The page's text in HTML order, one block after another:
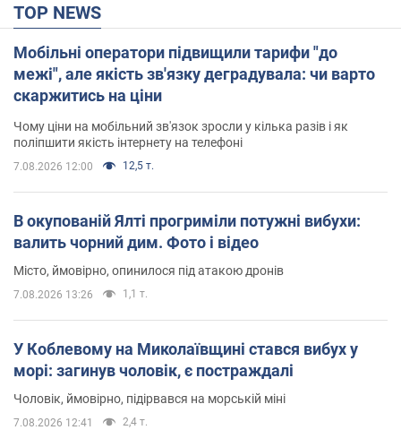
TOP NEWS
Мобільні оператори підвищили тарифи "до
межі", але якість зв'язку деградувала: чи варто
скаржитись на ціни
Чому ціни на мобільний зв'язок зросли у кілька разів і як
поліпшити якість інтернету на телефоні
7.08.2026 12:00 12,5 т.
В окупованій Ялті прогриміли потужні вибухи:
валить чорний дим. Фото і відео
Місто, ймовірно, опинилося під атакою дронів
7.08.2026 13:26 1,1 т.
У Коблевому на Миколаївщині стався вибух у
морі: загинув чоловік, є постраждалі
Чоловік, ймовірно, підірвався на морській міні
7.08.2026 12:41 2,4 т.